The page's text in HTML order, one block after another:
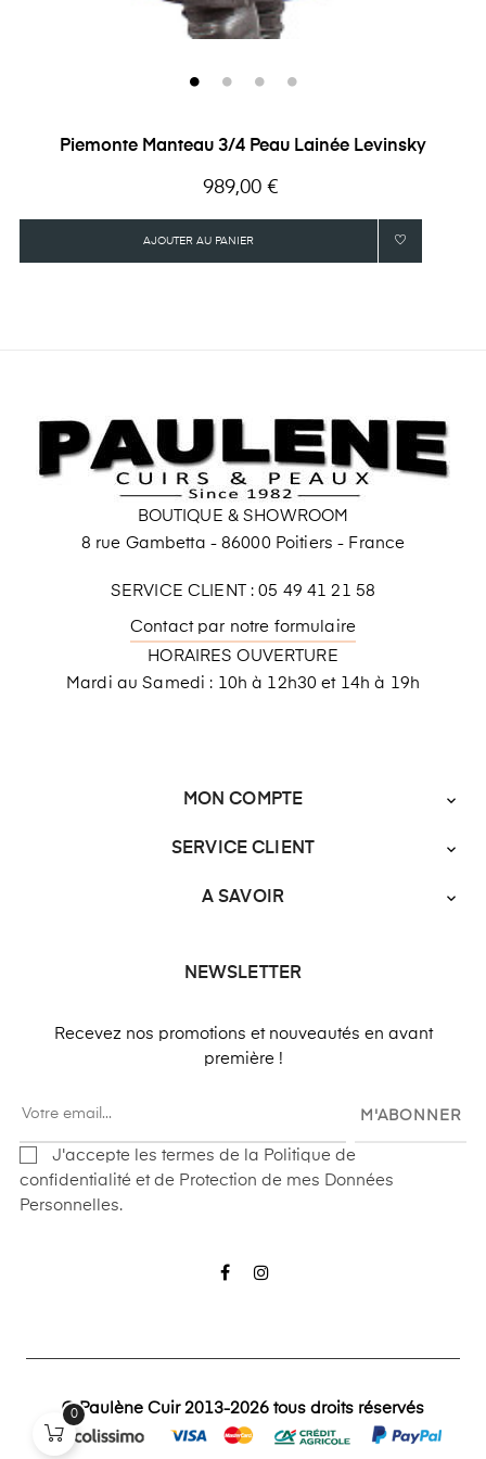
Piemonte Manteau 3/4 Peau Lainée Levinsky
Prix
989,00 €
AJOUTER AU PANIER
BOUTIQUE & SHOWROOM
8 rue Gambetta - 86000 Poitiers - France
SERVICE CLIENT : 05 49 41 21 58
Contact par notre formulaire
HORAIRES OUVERTURE
Mardi au Samedi : 10h à 12h30 et 14h à 19h
MON COMPTE 
SERVICE CLIENT 
A SAVOIR 
NEWSLETTER
Recevez nos promotions et nouveautés en avant
première !
M'ABONNER
J'accepte les termes de la Politique de
confidentialité et de Protection de mes Données
Personnelles.
Facebook
© Paulène Cuir 2013-2026 tous droits réservés
0